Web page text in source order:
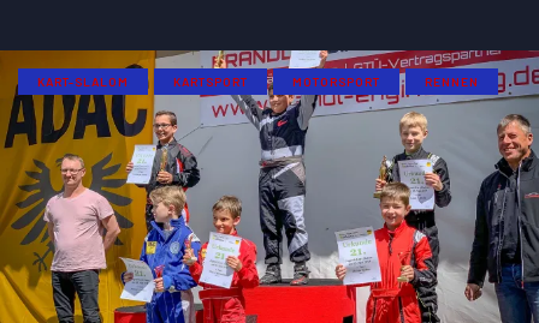
KART-SLALOM KARTSPORT MOTORSPORT RENNEN